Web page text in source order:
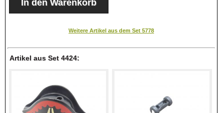
Weitere Artikel aus dem Set 5778
Artikel aus Set 4424: